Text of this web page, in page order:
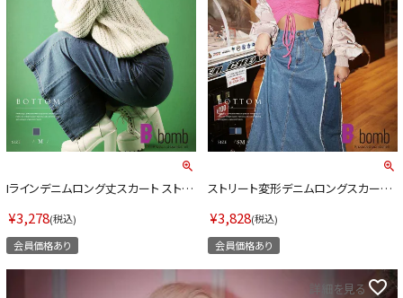
ディネートのご提案。 ボムシェルならではの最新で斬新
映えをお届け。 撮影で使用してる小物や靴などダンサ
のコーデはイメージしやすく、全てボムシェルでご購入
普段着とは差別化出来るしっかりした衣装のご提案は
ーのステージ映えを全力で応援してます。
商品一覧
CONTENTS
大好き女子
着やレッス
てないシル
ートライン
というおし
してます。
Iラインデニムロング丈スカート ストリ
¥3,278 税込
会員価格あり
ストリート変形デニムロングスカート
ー/ブルー)
¥3,828 税込
会員価格あり
詳細を見る